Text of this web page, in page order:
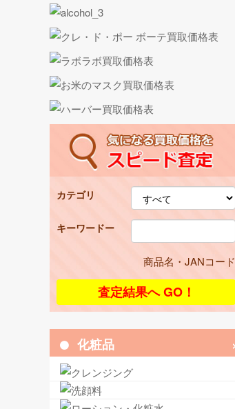
カテゴリ
キーワードー
商品名・JANコード
化粧品